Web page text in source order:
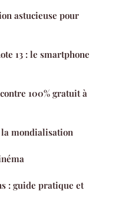
astucieuse pour
13 : le smartphone
100% gratuit à
mondialisation
: guide pratique et